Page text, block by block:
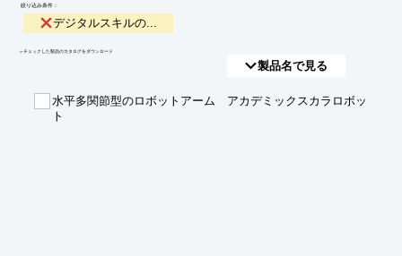
絞り込み条件：
デジタルスキルの...
​▼チェックした製品のカタログをダウンロード
製品名で見る
水平多関節型のロボットアーム アカデミックスカラロボッ
ト